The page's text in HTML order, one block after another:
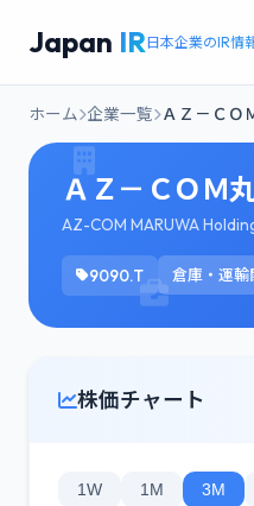
Japan IR日本企業のIR情
ホーム 企業一覧 ＡＺ－ＣＯ
ＡＺ－ＣＯＭ
AZ-COM MARUWA
9090.T
株価チャート
1W 1M 3M